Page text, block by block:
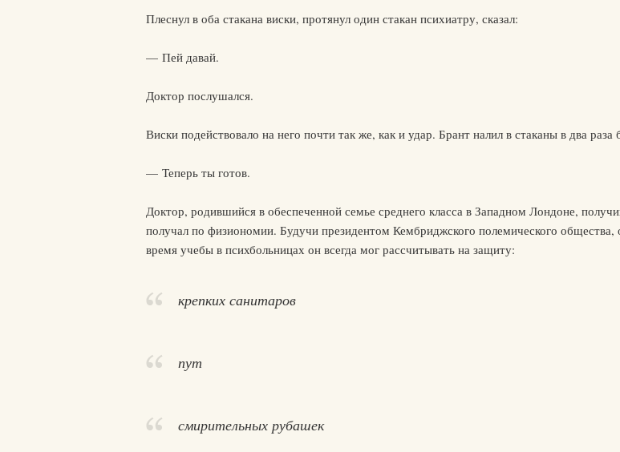
Плеснул в оба стакана виски, протянул один стакан психиатру, сказал:
— Пей давай.
Доктор послушался.
Виски подействовало на него почти так же, как и удар. Брант налил в стаканы в два раза
— Теперь ты готов.
Доктор, родившийся в обеспеченной семье среднего класса в Западном Лондоне,
получал по физиономии. Будучи президентом Кембриджского полемического
время учебы в психбольницах он всегда мог рассчитывать на защиту:
крепких санитаров
пут
смирительных рубашек